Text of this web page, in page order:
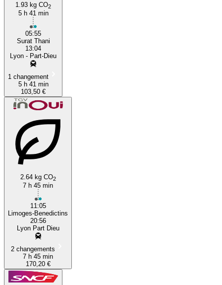
1.93 kg CO2
5 h 41 min
05:55
Surat Thani
13:04
Lyon - Part-Dieu
1 changement
5 h 41 min
103,50 €
2.64 kg CO2
7 h 45 min
11:05
Limoges-Benedictins
20:56
Lyon Part Dieu
2 changements
7 h 45 min
170,20 €